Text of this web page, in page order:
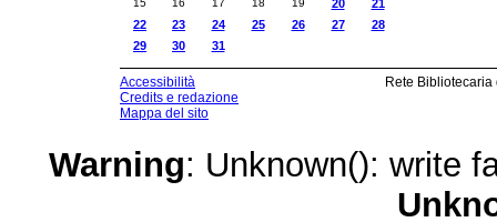
15
16 17 18 19 20
21
22
23 24 25 26 27
28
29
30 31
Accessibilità
Credits e redazione
Mappa del sito
Rete
Warning: Unknown(): write